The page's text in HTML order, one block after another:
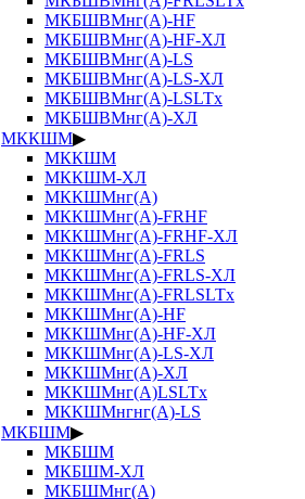
МКБШВМнг(А)-HF
МКБШВМнг(А)-HF-ХЛ
МКБШВМнг(А)-LS
МКБШВМнг(А)-LS-ХЛ
МКБШВМнг(А)-LSLTx
МКБШВМнг(А)-ХЛ
МККШМ▶
МККШМ
МККШМ-ХЛ
МККШМнг(А)
МККШМнг(А)-FRHF
МККШМнг(А)-FRHF-ХЛ
МККШМнг(А)-FRLS
МККШМнг(А)-FRLS-ХЛ
МККШМнг(А)-FRLSLTx
МККШМнг(А)-HF
МККШМнг(А)-HF-ХЛ
МККШМнг(А)-LS-ХЛ
МККШМнг(А)-ХЛ
МККШМнг(А)LSLTx
МККШМнгнг(А)-LS
МКБШМ▶
МКБШМ
МКБШМ-ХЛ
МКБШМнг(А)